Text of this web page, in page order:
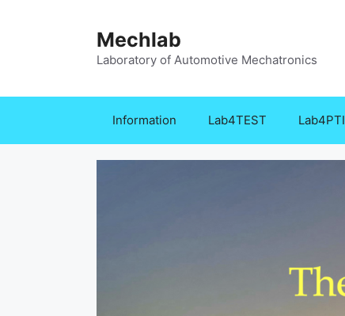
Mechlab
Laboratory of Automotive Mechatronics
Information Lab4TEST Lab4PTI